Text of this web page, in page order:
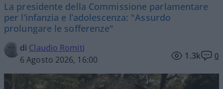
La presidente della Commissione parlamentare
per l’infanzia e l’adolescenza: "Assurdo
prolungare le sofferenze"
di Claudio Romiti
6 Agosto 2026, 16:00
1.3k 0